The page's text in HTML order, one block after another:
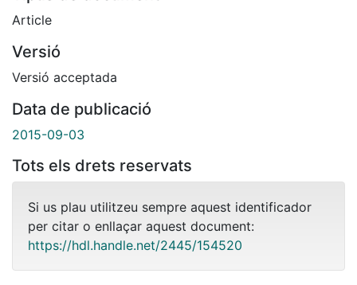
Article
Versió
Versió acceptada
Data de publicació
2015-09-03
Tots els drets reservats
Si us plau utilitzeu sempre aquest identificador
per citar o enllaçar aquest document:
https://hdl.handle.net/2445/154520